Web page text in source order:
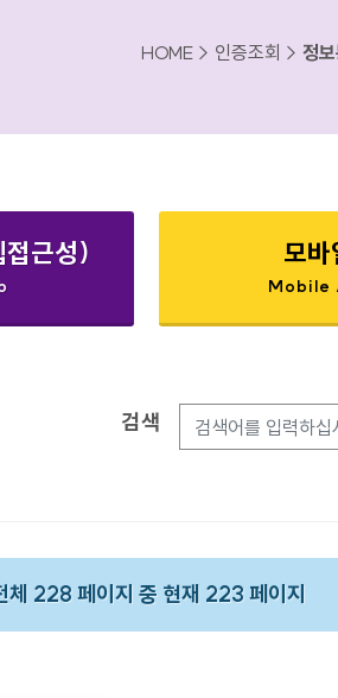
HOME > 인증조회 > 정
근성) 모바
Mobile
검색
228 페이지 중 현재 223 페이지